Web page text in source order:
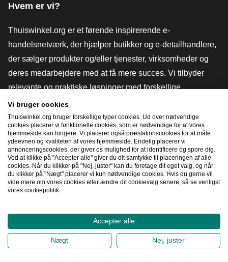
Hvem er vi?
Thuiswinkel.org er et førende inspirerende e-
handelsnetværk, der hjælper butikker og e-detailhandlere,
der sælger produkter og/eller tjenester, virksomheder og
deres medarbejdere med at få mere succes. Vi tilbyder
relevante og praktiske løsninger med forskellige
tillidsmærker, Thuiswinkel-anmeldelser, juridiske værktøjer
og rådgivning, fortalervirksomhed, markedsundersøgelser
og har vores egen uddannelsesplatform, Thuiswinkel e-
Academy.
Naviger hurtigt
2026©Thuiswinkel.org
Fortrolighedserklæring Cookieerklæring
Vi bruger cookies
Thuiswinkel.org bruger forskellige typer cookies. Ud over nødvendige
cookies placerer vi funktionelle cookies, som er nødvendige for at vores
hjemmeside kan fungere. Vi placerer også præstationscookies for at måle
ydeevnen og kvaliteten af ​​vores hjemmeside. Endelig placerer vi
annonceringscookies, der giver os mulighed for at identificere og spore dig.
Ved at klikke på "Accepter alle" giver du dit samtykke til placeringen af ​​alle
cookies. Når du klikker på "Nej, juster" kan du foretage dit eget valg, og når
du klikker på "Nægt" placerer vi kun nødvendige cookies. Hvis du gerne vil
vide mere om vores cookies eller ændre dit cookievalg senere, så se venligst
vores cookiepolitik.
Accepter alle
Nægt Nej, juster